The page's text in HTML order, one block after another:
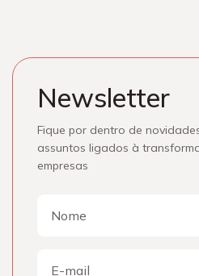
Newsletter
Fique por dentro de
assuntos ligados à
empresas
mail